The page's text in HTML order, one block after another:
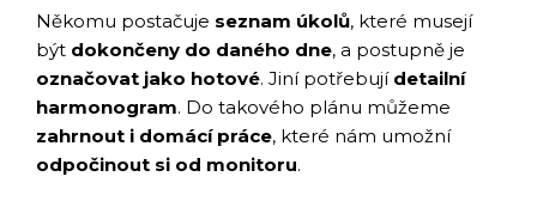
Někomu postačuje seznam úkolů, které musejí
být dokončeny do daného dne, a postupně je
označovat jako hotové. Jiní potřebují detailní
harmonogram. Do takového plánu můžeme
zahrnout i domácí práce, které nám umožní
odpočinout si od monitoru.